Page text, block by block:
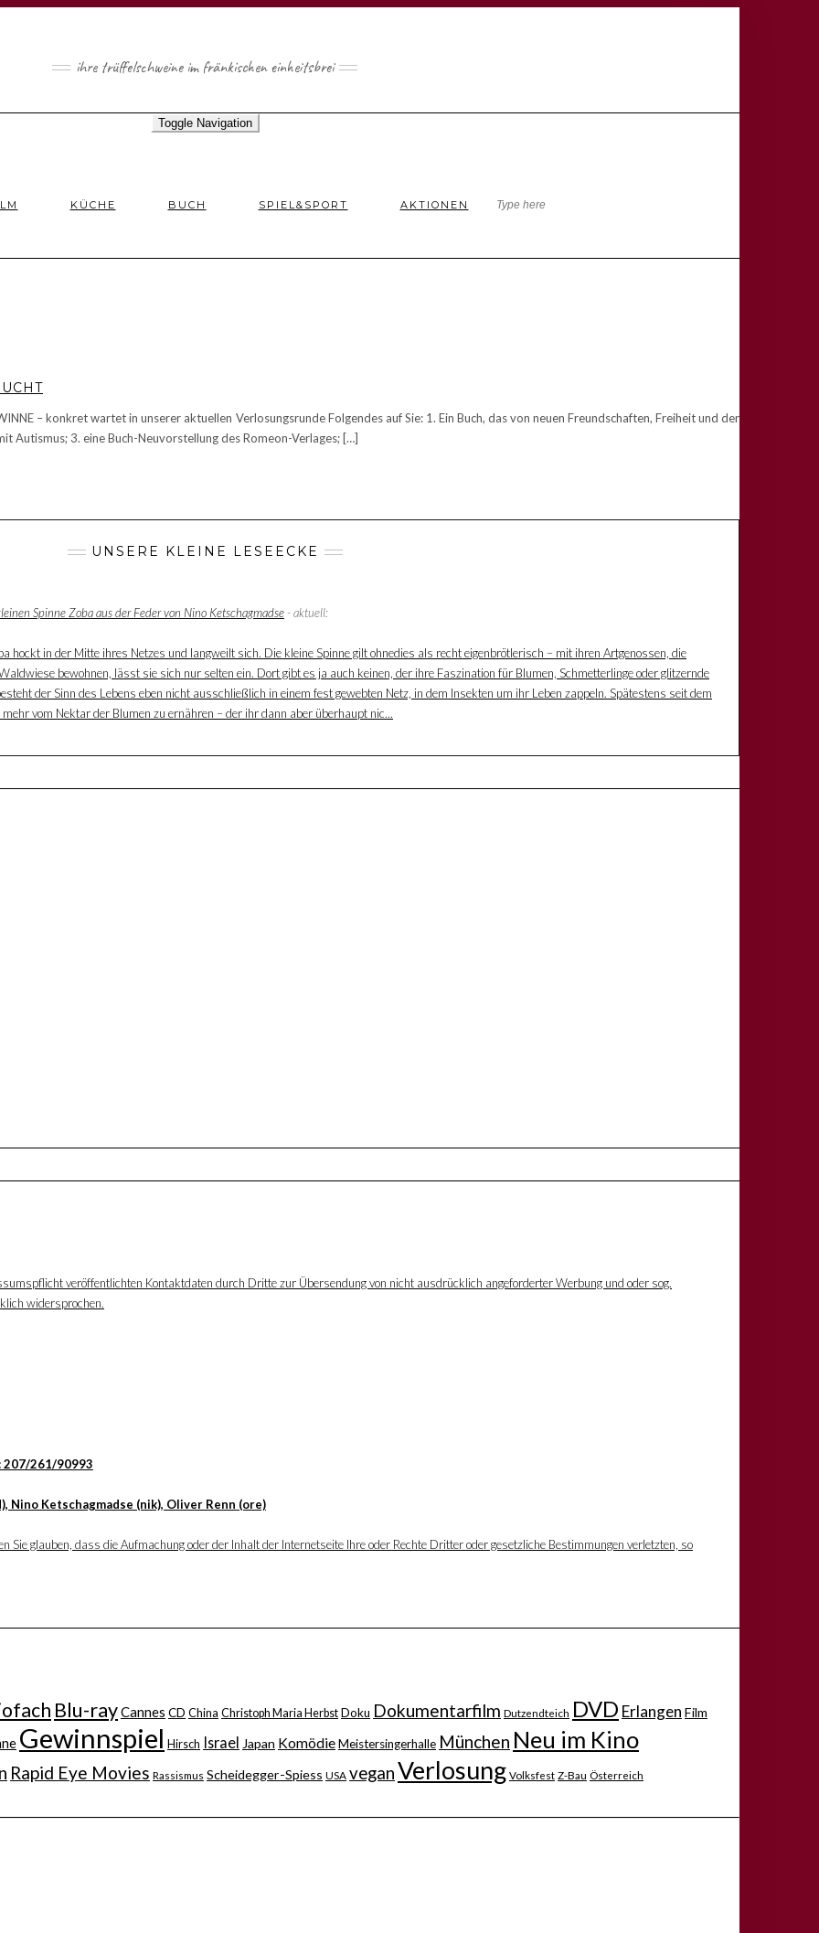
ihre trüffelschweine im fränkischen einheitsbrei
Toggle Navigation
KÜCHE BUCH SPIEL&SPORT AKTIONEN
– konkret wartet in unserer aktuellen Verlosungsrunde Folgendes auf Sie: 1. Ein Buch, das von neuen Freundschaften, Freiheit und der
Autismus; 3. eine Buch-Neuvorstellung des Romeon-Verlages; […]
UNSERE KLEINE LESEECKE
Spinne Zoba aus der Feder von Nino Ketschagmadse- aktuell:
hockt in der Mitte ihres Netzes und langweilt sich. Die kleine Spinne gilt ohnedies als recht eigenbrötlerisch – mit ihren Artgenossen, die
bewohnen, lässt sie sich nur selten ein. Dort gibt es ja auch keinen, der ihre Faszination für Blumen, Schmetterlinge oder glitzernde
der Sinn des Lebens eben nicht ausschließlich in einem fest gewebten Netz, in dem Insekten um ihr Leben zappeln. Spätestens seit dem
vom Nektar der Blumen zu ernähren – der ihr dann aber überhaupt nic...
veröffentlichten Kontaktdaten durch Dritte zur Übersendung von nicht ausdrücklich angeforderter Werbung und oder sog.
widersprochen.
207/261/90993
Nino Ketschagmadse (nik), Oliver Renn (ore)
Sie glauben, dass die Aufmachung oder der Inhalt der Internetseite Ihre oder Rechte Dritter oder gesetzliche Bestimmungen verletzten, so
Blu-rayCannes CD China Christoph Maria HerbstDoku Dokumentarfilm Dutzendteich DVD Erlangen Film
Gewinnspiel Hirsch Israel Japan KomödieMeistersingerhalle München Neu im Kino
Rapid Eye Movies Rassismus Scheidegger-Spiess USA veganVerlosung Volksfest Z-Bau Österreich